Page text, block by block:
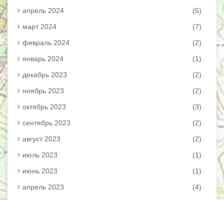
апрель 2024
(5)
март 2024
(7)
февраль 2024
(2)
январь 2024
(1)
декабрь 2023
(2)
ноябрь 2023
(2)
октябрь 2023
(3)
сентябрь 2023
(2)
август 2023
(2)
июль 2023
(1)
июнь 2023
(1)
апрель 2023
(4)